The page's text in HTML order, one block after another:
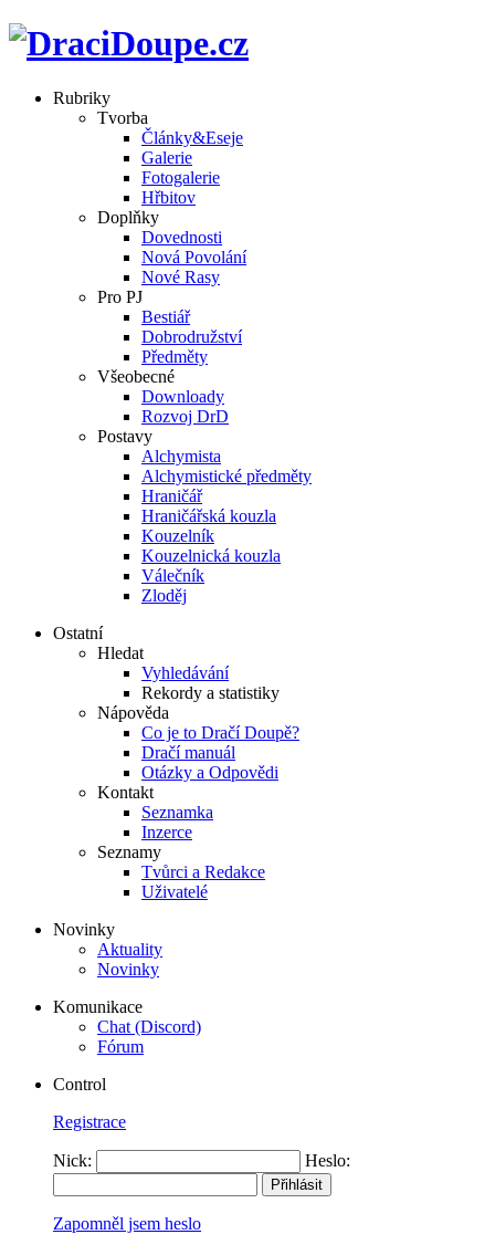
Rubriky
Tvorba
Články&Eseje
Galerie
Fotogalerie
Hřbitov
Doplňky
Dovednosti
Nová Povolání
Nové Rasy
Pro PJ
Bestiář
Dobrodružství
Předměty
Všeobecné
Downloady
Rozvoj DrD
Postavy
Alchymista
Alchymistické předměty
Hraničář
Hraničářská kouzla
Kouzelník
Kouzelnická kouzla
Válečník
Zloděj
Ostatní
Hledat
Vyhledávání
Rekordy a statistiky
Nápověda
Co je to Dračí Doupě?
Dračí manuál
Otázky a Odpovědi
Kontakt
Seznamka
Inzerce
Seznamy
Tvůrci a Redakce
Uživatelé
Novinky
Aktuality
Novinky
Komunikace
Chat (Discord)
Fórum
Control
Registrace
Nick: Heslo:
Zapomněl jsem heslo